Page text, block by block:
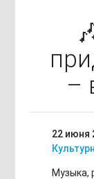
–
22 июня
Музыка,